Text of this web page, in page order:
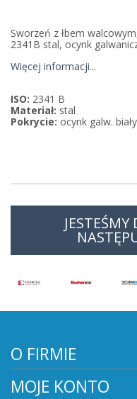
Sworzeń z łbem
2341B stal, ocynk
Więcej informacji...
ISO: 2341 B
Materiał: stal
Pokrycie: ocynk galw. biały
O FIRMIE
MOJE KONTO